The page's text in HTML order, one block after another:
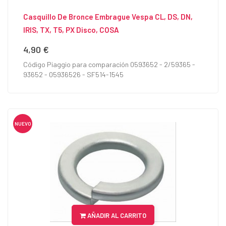
Casquillo De Bronce Embrague Vespa CL, DS, DN,
IRIS, TX, T5, PX Disco, COSA
Precio
4,90 €
Código Piaggio para comparación 0593652 - 2/59365 -
93652 - 05936526 - SF514-1545
NUEVO
AÑADIR AL CARRITO